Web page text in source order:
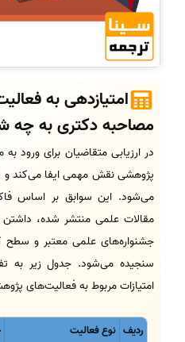
امتیازدهی به
مصاحبه دکتری به چه
در ارزیابی متقاضیان برای ورود
پژوهشی نقش مهمی ایفا می‌کند و
می‌شود. این سوابق بر اساس
مقالات علمی منتشر شده،
جشنواره‌های علمی معتبر و سطح
سنجیده می‌شود. جدول زیر به
امتیازات مربوط به فعالیت‌های
ردیف نوع فعالیت